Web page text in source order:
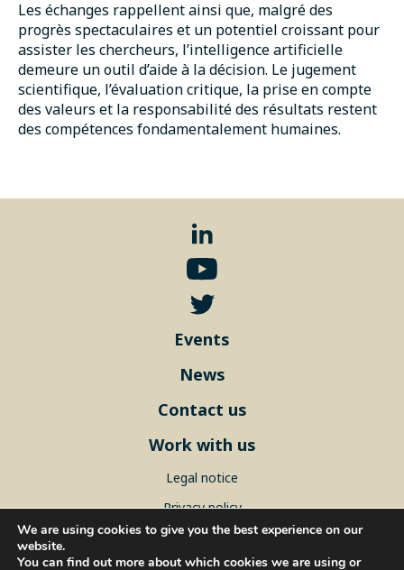
Les échanges rappellent ainsi que, malgré des
progrès spectaculaires et un potentiel croissant pour
assister les chercheurs, l’intelligence artificielle
demeure un outil d’aide à la décision. Le jugement
scientifique, l’évaluation critique, la prise en compte
des valeurs et la responsabilité des résultats restent
des compétences fondamentalement humaines.
Events
News
Contact us
Work with us
Legal notice
Privacy policy
Sitemap
We are using cookies to give you the best experience on our
website.
You can find out more about which cookies we are using or